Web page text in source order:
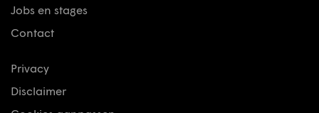
Jobs en stages
Contact
Privacy
Disclaimer